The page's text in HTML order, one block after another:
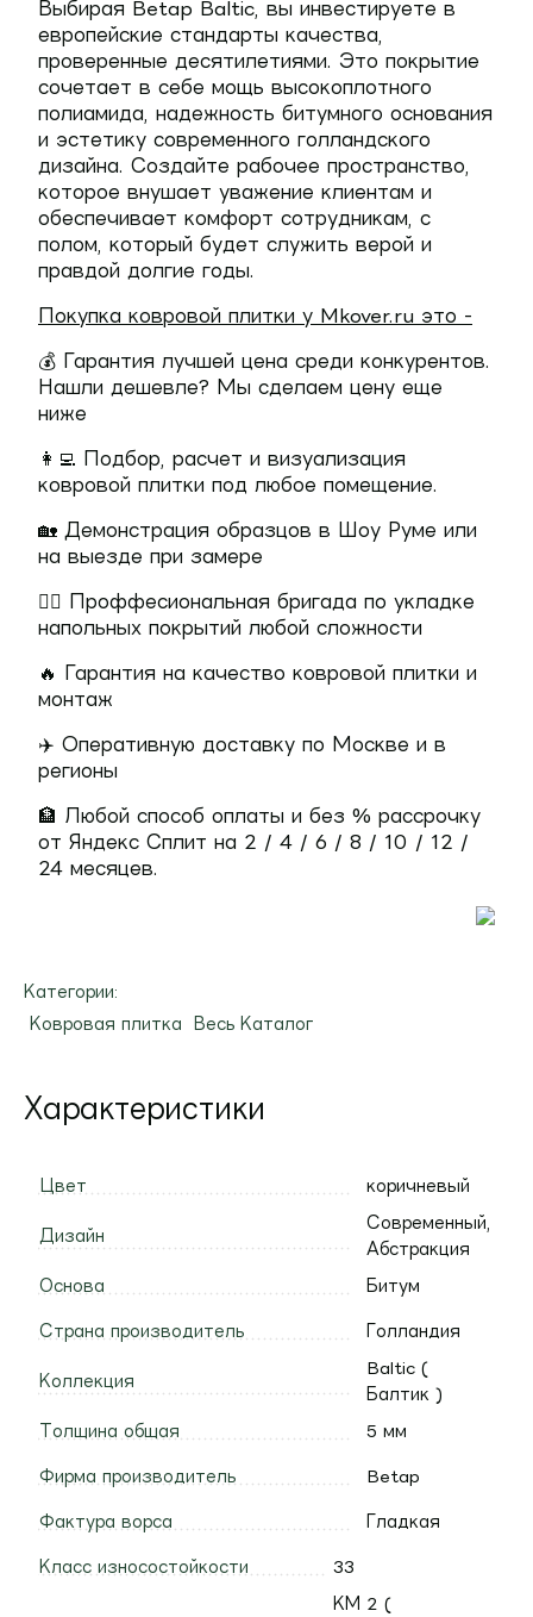
Выбирая Betap Baltic, вы инвестируете в
европейские стандарты качества,
проверенные десятилетиями. Это покрытие
сочетает в себе мощь высокоплотного
полиамида, надежность битумного основания
и эстетику современного голландского
дизайна. Создайте рабочее пространство,
которое внушает уважение клиентам и
обеспечивает комфорт сотрудникам, с
полом, который будет служить верой и
правдой долгие годы.
Покупка ковровой плитки у Mkover.ru это -
💰 Гарантия лучшей цена среди конкурентов.
Нашли дешевле? Мы сделаем цену еще
ниже
👩‍💻 Подбор, расчет и визуализация
ковровой плитки под любое помещение.
🏡 Демонстрация образцов в Шоу Руме или
на выезде при замере
👷‍♂️ Проффесиональная бригада по укладке
напольных покрытий любой сложности
🔥 Гарантия на качество ковровой плитки и
монтаж
✈️ Оперативную доставку по Москве и в
регионы
🏦 Любой способ оплаты и без % рассрочку
от Яндекс Сплит на 2 / 4 / 6 / 8 / 10 / 12 /
24 месяцев.
Категории:
Ковровая плитка
Весь Каталог
Характеристики
Цвет коричневый
Дизайн
Современный,
Абстракция
Основа Битум
Страна производитель Голландия
Коллекция
Baltic (
Балтик )
Толщина общая 5 мм
Фирма производитель Betap
Фактура ворса Гладкая
Класс износостойкости 33
КМ 2 (